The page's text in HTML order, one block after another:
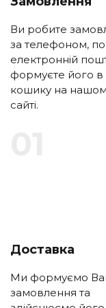
Ви робите
за телефоном, по
електронній
формуєте його в
кошику на
сайті.
Доставка
Ми формуємо
замовлення та